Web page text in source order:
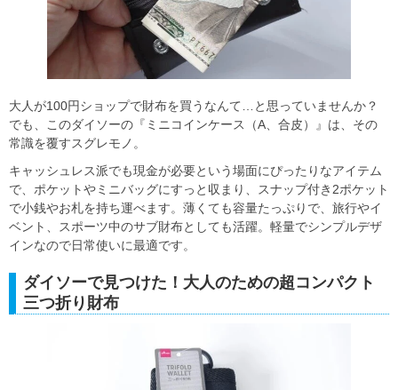
大人が100円ショップで財布を買うなんて…と思っていませんか？
でも、このダイソーの『ミニコインケース（A、合皮）』は、その
常識を覆すスグレモノ。
キャッシュレス派でも現金が必要という場面にぴったりなアイテム
で、ポケットやミニバッグにすっと収まり、スナップ付き2ポケット
で小銭やお札を持ち運べます。薄くても容量たっぷりで、旅行やイ
ベント、スポーツ中のサブ財布としても活躍。軽量でシンプルデザ
インなので日常使いに最適です。
ダイソーで見つけた！大人のための超コンパクト
三つ折り財布